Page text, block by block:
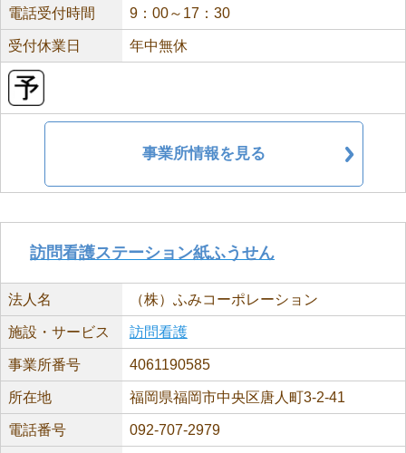
電話受付時間 9：00～17：30
受付休業日 年中無休
事業所情報を見る
訪問看護ステーション紙ふうせん
法人名 （株）ふみコーポレーション
施設・サービス 訪問看護
事業所番号 4061190585
所在地 福岡県福岡市中央区唐人町3-2-41
電話番号 092-707-2979